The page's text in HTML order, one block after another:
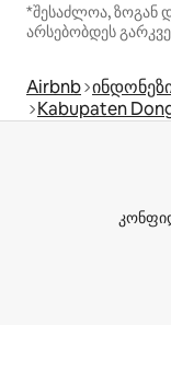
*შესაძლოა, ზოგან
არსებობდეს
Airbnb
Kabupaten